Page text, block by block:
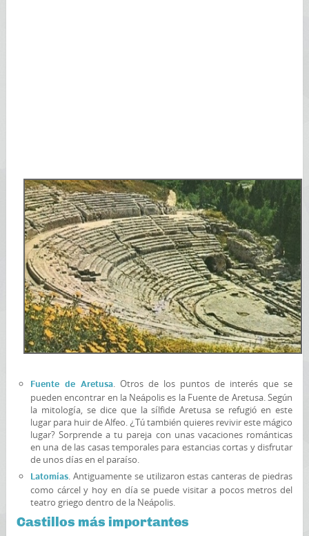
Fuente de Aretusa. Otros de los puntos de interés que se
pueden encontrar en la Neápolis es la Fuente de Aretusa. Según
la mitología, se dice que la sílfide Aretusa se refugió en este
lugar para huir de Alfeo. ¿Tú también quieres revivir este mágico
lugar? Sorprende a tu pareja con unas vacaciones románticas
en una de las casas temporales para estancias cortas y disfrutar
de unos días en el paraíso.
Latomías. Antiguamente se utilizaron estas canteras de piedras
como cárcel y hoy en día se puede visitar a pocos metros del
teatro griego dentro de la Neápolis.
Castillos más importantes